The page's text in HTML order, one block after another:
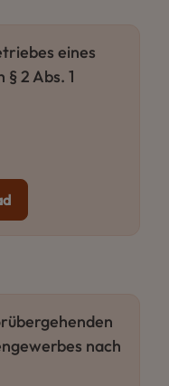
eines
2 Abs. 1
nach